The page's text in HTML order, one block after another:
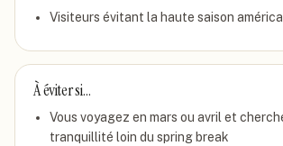
Visiteurs évitant la haute saison
À éviter si…
Vous voyagez en mars ou avril et
tranquillité loin du spring break